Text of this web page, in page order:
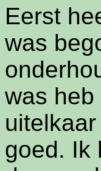
Eerst
was
was
goed. Ik